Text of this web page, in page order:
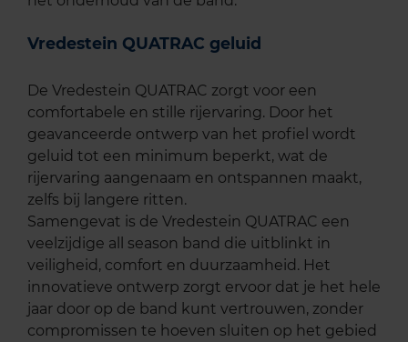
Vredestein QUATRAC geluid
De Vredestein QUATRAC zorgt voor een
comfortabele en stille rijervaring. Door het
geavanceerde ontwerp van het profiel wordt
geluid tot een minimum beperkt, wat de
rijervaring aangenaam en ontspannen maakt,
zelfs bij langere ritten.
Samengevat is de Vredestein QUATRAC een
veelzijdige all season band die uitblinkt in
veiligheid, comfort en duurzaamheid. Het
innovatieve ontwerp zorgt ervoor dat je het hele
jaar door op de band kunt vertrouwen, zonder
compromissen te hoeven sluiten op het gebied